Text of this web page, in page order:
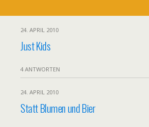
24. APRIL 2010
Just Kids
4 ANTWORTEN
24. APRIL 2010
Statt Blumen und Bier